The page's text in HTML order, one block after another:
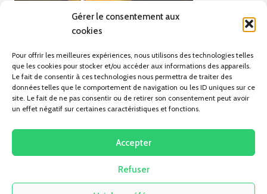
Gérer le consentement aux
cookies
Pour offrir les meilleures expériences, nous utilisons des technologies telles
que les cookies pour stocker et/ou accéder aux informations des appareils.
Le fait de consentir à ces technologies nous permettra de traiter des
données telles que le comportement de navigation ou les ID uniques sur ce
site. Le fait de ne pas consentir ou de retirer son consentement peut avoir
un effet négatif sur certaines caractéristiques et fonctions.
Accepter
Refuser
ARTICLE PRÉCÉDENT
Pas d'articles pour le moment.